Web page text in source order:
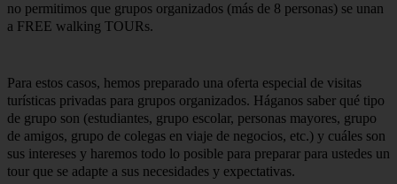
no permitimos que grupos organizados (más de 8 personas) se unan
a FREE walking TOURs.
Para estos casos, hemos preparado una oferta especial de visitas
turísticas privadas para grupos organizados. Háganos saber qué tipo
de grupo son (estudiantes, grupo escolar, personas mayores, grupo
de amigos, grupo de colegas en viaje de negocios, etc.) y cuáles son
sus intereses y haremos todo lo posible para preparar para ustedes un
tour que se adapte a sus necesidades y expectativas.